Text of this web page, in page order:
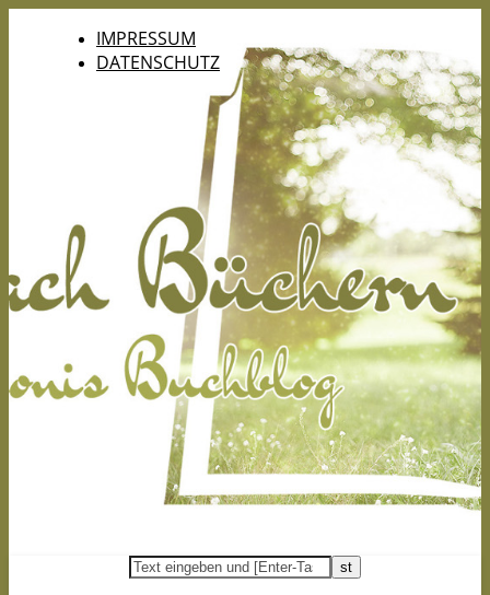
IMPRESSUM
DATENSCHUTZ